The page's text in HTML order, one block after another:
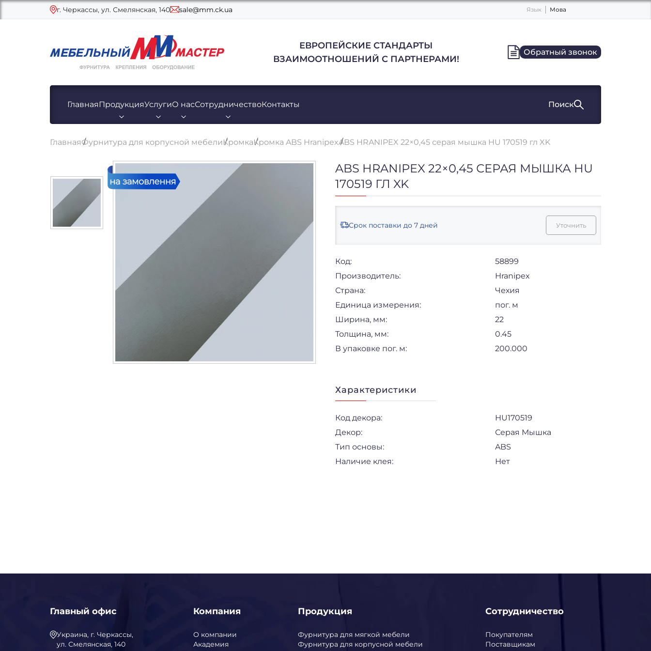
г. Черкассы, ул. Смелянская, 140 sale@mm.ck.ua Язык Мова
ЕВРОПЕЙСКИЕ СТАНДАРТЫ
ВЗАИМООТНОШЕНИЙ С ПАРТНЕРАМИ!
Обратный звонок
Главная ПродукцияУслугиО насСотрудничествоКонтакты Поиск
ГлавнаяФурнитура для корпусной мебелиКромкаКромка ABS HranipexABS HRANIPEX 22×0,45 серая мышка HU 170519 гл XK
ABS HRANIPEX 22×0,45 СЕРАЯ МЫШКА HU
170519 ГЛ XK
Срок поставки до 7 дней Уточнить
Код:
58899
Производитель:
Hranipex
Страна:
Чехия
Единица измерения:
пог. м
Ширина, мм:
22
Толщина, мм:
0.45
В упаковке пог. м:
200.000
Характеристики
Код декора:
HU170519
Декор:
Серая Мышка
Тип основы:
ABS
Наличие клея:
Нет
Главный офис
Украина, г. Черкассы,
ул. Смелянская, 140
Компания
О компании
Академия
Продукция
Фурнитура для мягкой мебели
Фурнитура для корпусной мебели
Сотрудничество
Покупателям
Поставщикам